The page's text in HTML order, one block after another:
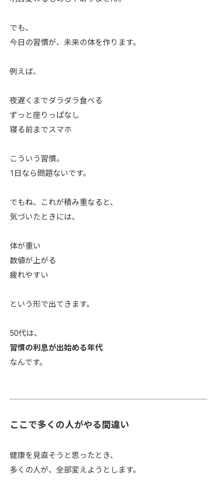
でも、
今日の習慣が、未来の体を作ります。
例えば、
夜遅くまでダラダラ食べる
ずっと座りっぱなし
寝る前までスマホ
こういう習慣。
1日なら問題ないです。
でもね、これが積み重なると、
気づいたときには、
体が重い
数値が上がる
疲れやすい
という形で出てきます。
50代は、
習慣の利息が出始める年代
なんです。
ここで多くの人がやる間違い
健康を見直そうと思ったとき、
多くの人が、全部変えようとします。